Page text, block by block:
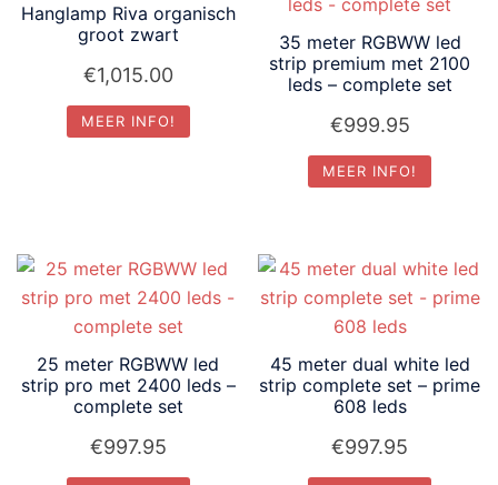
Hanglamp Riva organisch
groot zwart
€1,015.00
MEER INFO!
35 meter RGBWW led
strip premium met 2100
leds – complete set
€999.95
MEER INFO!
25 meter RGBWW led
strip pro met 2400 leds –
complete set
€997.95
45 meter dual white led
strip complete set – prime
608 leds
€997.95